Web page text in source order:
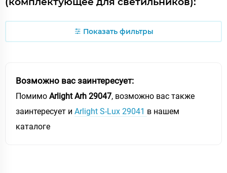
Показать фильтры
Возможно вас заинтересует:
Помимо Arlight Arh 29047, возможно вас также
заинтересует и Arlight S-Lux 29041 в нашем
каталоге